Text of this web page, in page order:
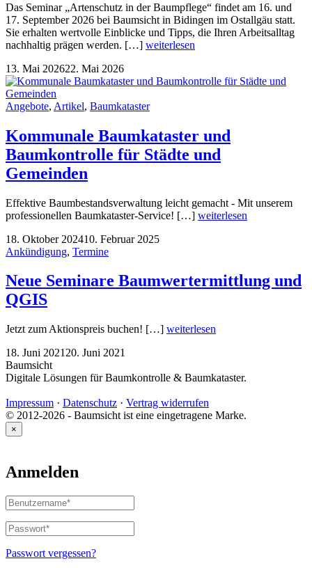
Das Seminar „Artenschutz in der Baumpflege“ findet am 16. und
17. September 2026 bei Baumsicht in Bidingen im Ostallgäu statt.
Sie erhalten wertvolle Einblicke und Tipps, die Ihren Arbeitsalltag
nachhaltig prägen werden. […] weiterlesen
13. Mai 202622. Mai 2026
Angebote, Artikel, Baumkataster
Kommunale Baumkataster und
Baumkontrolle für Städte und
Gemeinden
Effektive Baumbestandsverwaltung leicht gemacht - Mit unserem
professionellen Baumkataster-Service! […] weiterlesen
18. Oktober 202410. Februar 2025
Ankündigung, Termine
Neue Seminare Baumwertermittlung und
QGIS
Jetzt zum Aktionspreis buchen! […] weiterlesen
18. Juni 2021 20. Juni 2021
Baumsicht
Digitale Lösungen für Baumkontrolle & Baumkataster.
Impressum · Datenschutz · Vertrag widerrufen
© 2012-2026 - Baumsicht ist eine eingetragene Marke.
×
Anmelden
Benutzername
oder
E-
Mail-
Adresse*
Passwort*
Erforderlich
Passwort vergessen?